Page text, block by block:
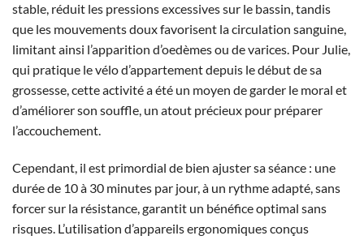
stable, réduit les pressions excessives sur le bassin, tandis
que les mouvements doux favorisent la circulation sanguine,
limitant ainsi l’apparition d’oedèmes ou de varices. Pour Julie,
qui pratique le vélo d’appartement depuis le début de sa
grossesse, cette activité a été un moyen de garder le moral et
d’améliorer son souffle, un atout précieux pour préparer
l’accouchement.
Cependant, il est primordial de bien ajuster sa séance : une
durée de 10 à 30 minutes par jour, à un rythme adapté, sans
forcer sur la résistance, garantit un bénéfice optimal sans
risques. L’utilisation d’appareils ergonomiques conçus